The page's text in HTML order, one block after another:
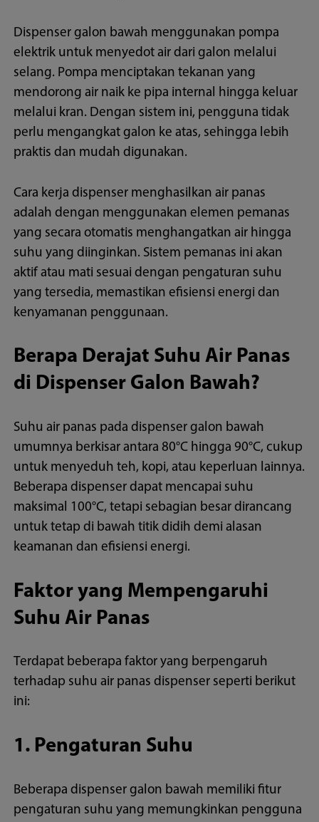
Dispenser galon bawah menggunakan pompa
elektrik untuk menyedot air dari galon melalui
selang. Pompa menciptakan tekanan yang
mendorong air naik ke pipa internal hingga keluar
melalui kran. Dengan sistem ini, pengguna tidak
perlu mengangkat galon ke atas, sehingga lebih
praktis dan mudah digunakan.
Cara kerja dispenser menghasilkan air panas
adalah dengan menggunakan elemen pemanas
yang secara otomatis menghangatkan air hingga
suhu yang diinginkan. Sistem pemanas ini akan
aktif atau mati sesuai dengan pengaturan suhu
yang tersedia, memastikan efisiensi energi dan
kenyamanan penggunaan.
Berapa Derajat Suhu Air Panas
di Dispenser Galon Bawah?
Suhu air panas pada dispenser galon bawah
umumnya berkisar antara 80°C hingga 90°C, cukup
untuk menyeduh teh, kopi, atau keperluan lainnya.
Beberapa dispenser dapat mencapai suhu
maksimal 100°C, tetapi sebagian besar dirancang
untuk tetap di bawah titik didih demi alasan
keamanan dan efisiensi energi.
Faktor yang Mempengaruhi
Suhu Air Panas
Terdapat beberapa faktor yang berpengaruh
terhadap suhu air panas dispenser seperti berikut
ini:
1. Pengaturan Suhu
Beberapa dispenser galon bawah memiliki fitur
pengaturan suhu yang memungkinkan pengguna